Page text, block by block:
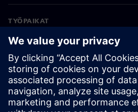
TYÖPAIKAT
©Siemens 2026
Yritystiedot
Tietosuojailmoitus